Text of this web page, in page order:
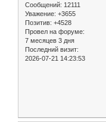
Сообщений: 12111
Уважение: +3655
Позитив: +4528
Провел на форуме:
7 месяцев 3 дня
Последний визит:
2026-07-21 14:23:53